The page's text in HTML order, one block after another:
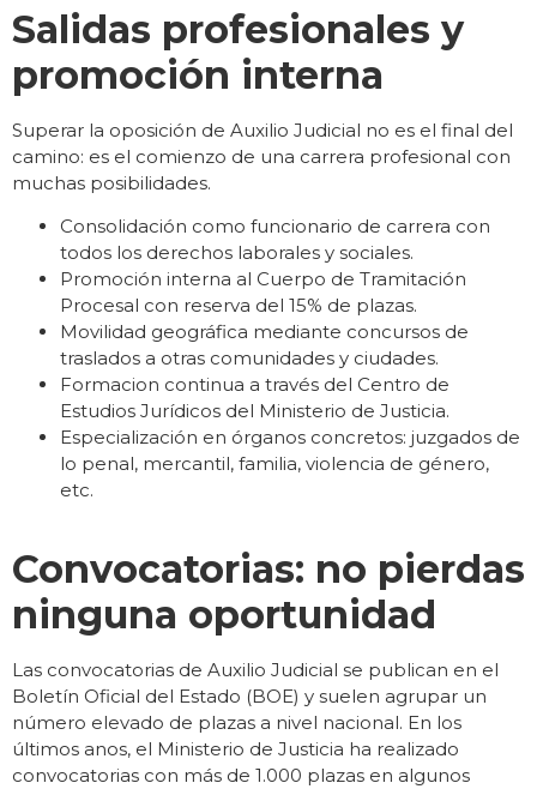
Salidas profesionales y
promoción interna
Superar la oposición de Auxilio Judicial no es el final del
camino: es el comienzo de una carrera profesional con
muchas posibilidades.
Consolidación como funcionario de carrera con
todos los derechos laborales y sociales.
Promoción interna al Cuerpo de Tramitación
Procesal con reserva del 15% de plazas.
Movilidad geográfica mediante concursos de
traslados a otras comunidades y ciudades.
Formacion continua a través del Centro de
Estudios Jurídicos del Ministerio de Justicia.
Especialización en órganos concretos: juzgados de
lo penal, mercantil, familia, violencia de género,
etc.
Convocatorias: no pierdas
ninguna oportunidad
Las convocatorias de Auxilio Judicial se publican en el
Boletín Oficial del Estado (BOE) y suelen agrupar un
número elevado de plazas a nivel nacional. En los
últimos anos, el Ministerio de Justicia ha realizado
convocatorias con más de 1.000 plazas en algunos